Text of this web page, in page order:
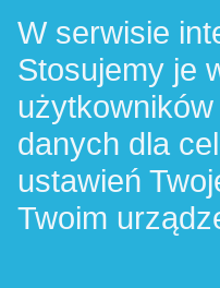
W serwisie
Stosujemy je
danych dla
ustawień
Twoim